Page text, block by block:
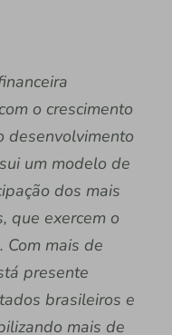
o crescimento
desenvolvimento
um modelo de
dos mais
que exercem o
mais de
presente
brasileiros e
mais de